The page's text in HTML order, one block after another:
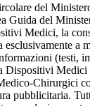
del
Guida del
Medici, la
esclusivamente a
(testi,
Dispositivi
Chirurgici
pubblicitaria.